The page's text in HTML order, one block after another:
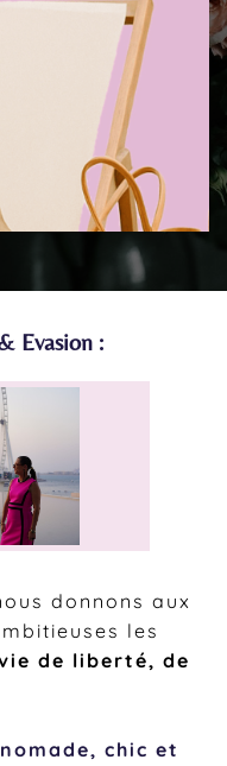
Evasion :
donnons aux
les
de liberté, de
chic et